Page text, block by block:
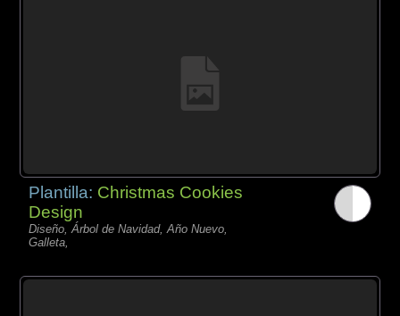
Plantilla: Christmas Cookies
Design
Diseño, Árbol de Navidad, Año Nuevo,
Galleta,